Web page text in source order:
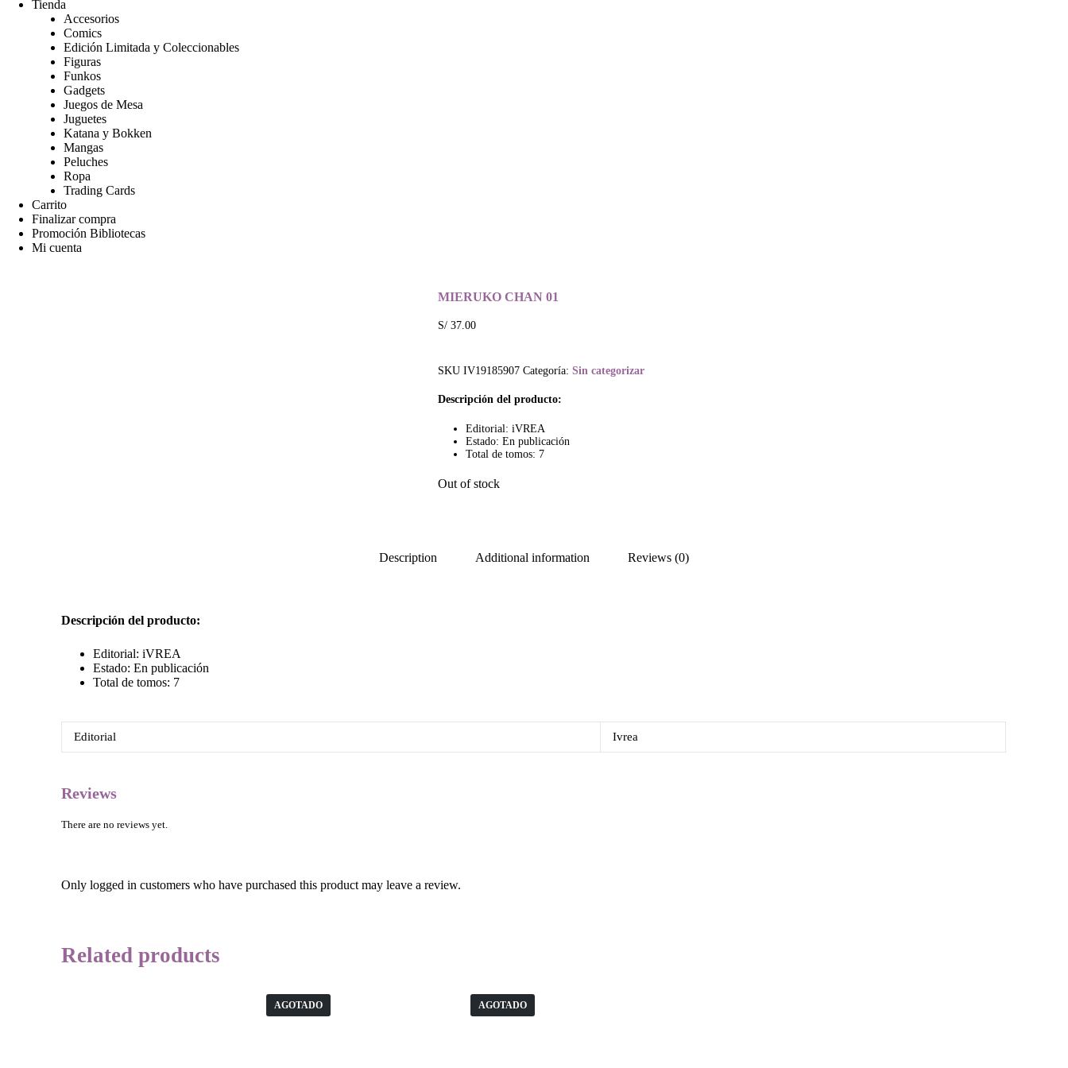
Tienda
Accesorios
Comics
Edición Limitada y Coleccionables
Figuras
Funkos
Gadgets
Juegos de Mesa
Juguetes
Katana y Bokken
Mangas
Peluches
Ropa
Trading Cards
Carrito
Finalizar compra
Promoción Bibliotecas
Mi cuenta
MIERUKO CHAN 01
S/37.00
SKU IV19185907 Categoría: Sin categorizar
Descripción del producto:
Editorial: iVREA
Estado: En publicación
Total de tomos: 7
Out of stock
Description Additional information Reviews (0)
Descripción del producto:
Editorial: iVREA
Estado: En publicación
Total de tomos: 7
Editorial Ivrea
Reviews
There are no reviews yet.
Only logged in customers who have purchased this product may leave a review.
Related products
AGOTADO AGOTADO